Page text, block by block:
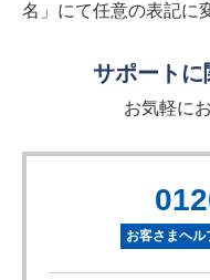
名」にて任意の表記に
サポートに
お気軽に
お客さまヘル